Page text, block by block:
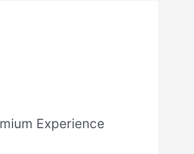
Experience